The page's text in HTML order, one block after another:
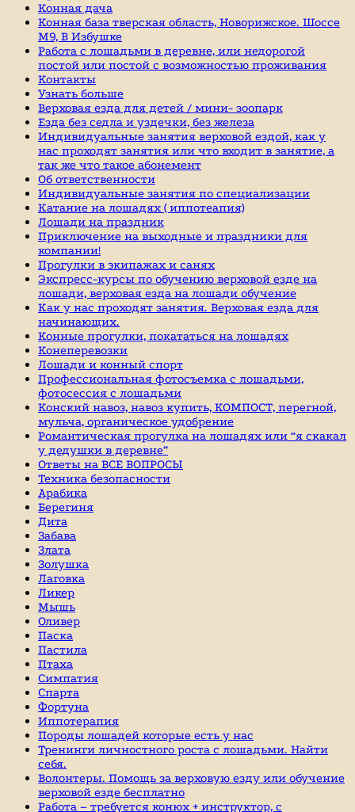
Конная дача
Конная база тверская область, Новорижское. Шоссе
М9, В Избушке
Работа с лошадьми в деревне, или недорогой
постой или постой с возможностью проживания
Контакты
Узнать больше
Верховая езда для детей / мини- зоопарк
Езда без седла и уздечки, без железа
Индивидуальные занятия верховой ездой, как у
нас проходят занятия или что входит в занятие, а
так же что такое абонемент
Об ответственности
Индивидуальные занятия по специализации
Катание на лошадях ( иппотеапия)
Лошади на праздник
Приключение на выходные и праздники для
компании!
Прогулки в экипажах и санях
Экспресс-курсы по обучению верховой езде на
лошади, верховая езда на лошади обучение
Как у нас проходят занятия. Верховая езда для
начинающих.
Конные прогулки, покататься на лошадях
Конеперевозки
Лошади и конный спорт
Профессиональная фотосъемка с лошадьми,
фотосессия с лошадьми
Конский навоз, навоз купить, КОМПОСТ, перегной,
мульча, органическое удобрение
Романтическая прогулка на лошадях или “я скакал
у дедушки в деревне”
Ответы на ВСЕ ВОПРОСЫ
Техника безопасности
Арабика
Берегиня
Дита
Забава
Злата
Золушка
Лаговка
Ликер
Мышь
Оливер
Паска
Пастила
Птаха
Симпатия
Спарта
Фортуна
Иппотерапия
Породы лошадей которые есть у нас
Тренинги личностного роста с лошадьми. Найти
себя.
Волонтеры. Помощь за верховую езду или обучение
верховой езде бесплатно
Работа – требуется конюх + инструктор, с